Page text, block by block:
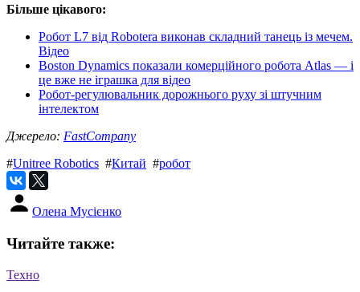
Більше цікавого:
Робот L7 від Robotera виконав складний танець із мечем.
Відео
Boston Dynamics показали комерційного робота Atlas — і
це вже не іграшка для відео
Робот-регулювальник дорожнього руху зі штучним
інтелектом
Джерело: FastCompany
#Unitree Robotics #Китай #робот
Олена Мусієнко
Читайте также:
Техно